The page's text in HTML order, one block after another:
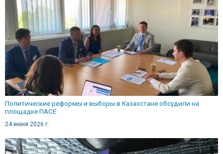
Политические реформы и выборы в Казахстане обсудили на
площадке ПАСЕ
24 июня 2026 г.